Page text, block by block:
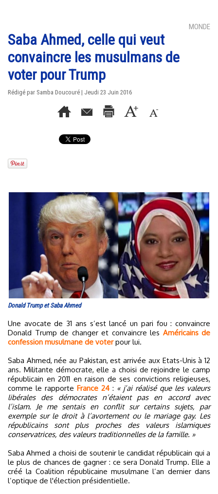
MONDE
Saba Ahmed, celle qui veut
convaincre les musulmans de
voter pour Trump
Rédigé par Samba Doucouré | Jeudi 23 Juin 2016
Donald Trump et Saba Ahmed
Une avocate de 31 ans s’est lancé un pari fou : convaincre
Donald Trump de changer et convaincre les Américains de
confession musulmane de voterpour lui.
Saba Ahmed, née au Pakistan, est arrivée aux Etats-Unis à 12
ans. Militante démocrate, elle a choisi de rejoindre le camp
républicain en 2011 en raison de ses convictions religieuses,
comme le rapporte France 24 : « j’ai réalisé que les valeurs
libérales des démocrates n’étaient pas en accord avec
l’islam. Je me sentais en conflit sur certains sujets, par
exemple sur le droit à l’avortement ou le mariage gay. Les
républicains sont plus proches des valeurs islamiques
conservatrices, des valeurs traditionnelles de la famille. »
Saba Ahmed a choisi de soutenir le candidat républicain qui a
le plus de chances de gagner : ce sera Donald Trump. Elle a
créé la Coalition républicaine musulmane l’an dernier dans
l’optique de l'élection présidentielle.